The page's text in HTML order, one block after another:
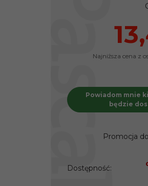
Najniższa cena z
Powiadom mnie
będzie
Promocja
Dostępność: